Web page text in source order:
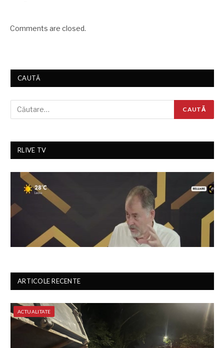
Comments are closed.
CAUTĂ
RLIVE TV
ARTICOLE RECENTE
ACTUALITATE